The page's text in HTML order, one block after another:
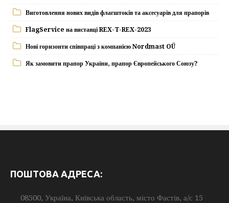
Виготовлення нових видів флагштоків та аксесуарів для прапорів
FlagService на виставці REX-T-REX-2023
Нові горизонти співпраці з компанією Nordmast OÜ
Як замовити прапор України, прапор Європейського Союзу?
ПОШТОВА АДРЕСА:
08500, Україна, Київська область, місто Фастів, а/с 15